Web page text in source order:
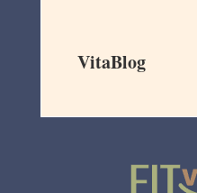
VitaBlog